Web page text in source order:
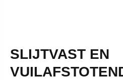
SLIJTVAST EN